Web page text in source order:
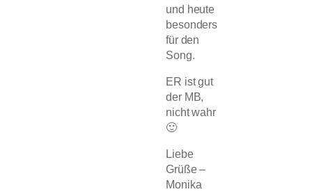
und heute
besonders
für den
Song.
ER ist gut
der MB,
nicht wahr
🙂
Liebe
Grüße –
Monika